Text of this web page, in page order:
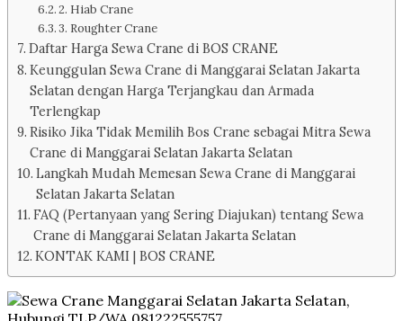
2. Hiab Crane
3. Roughter Crane
Daftar Harga Sewa Crane di BOS CRANE
Keunggulan Sewa Crane di Manggarai Selatan Jakarta
Selatan dengan Harga Terjangkau dan Armada
Terlengkap
Risiko Jika Tidak Memilih Bos Crane sebagai Mitra Sewa
Crane di Manggarai Selatan Jakarta Selatan
Langkah Mudah Memesan Sewa Crane di Manggarai
Selatan Jakarta Selatan
FAQ (Pertanyaan yang Sering Diajukan) tentang Sewa
Crane di Manggarai Selatan Jakarta Selatan
KONTAK KAMI | BOS CRANE